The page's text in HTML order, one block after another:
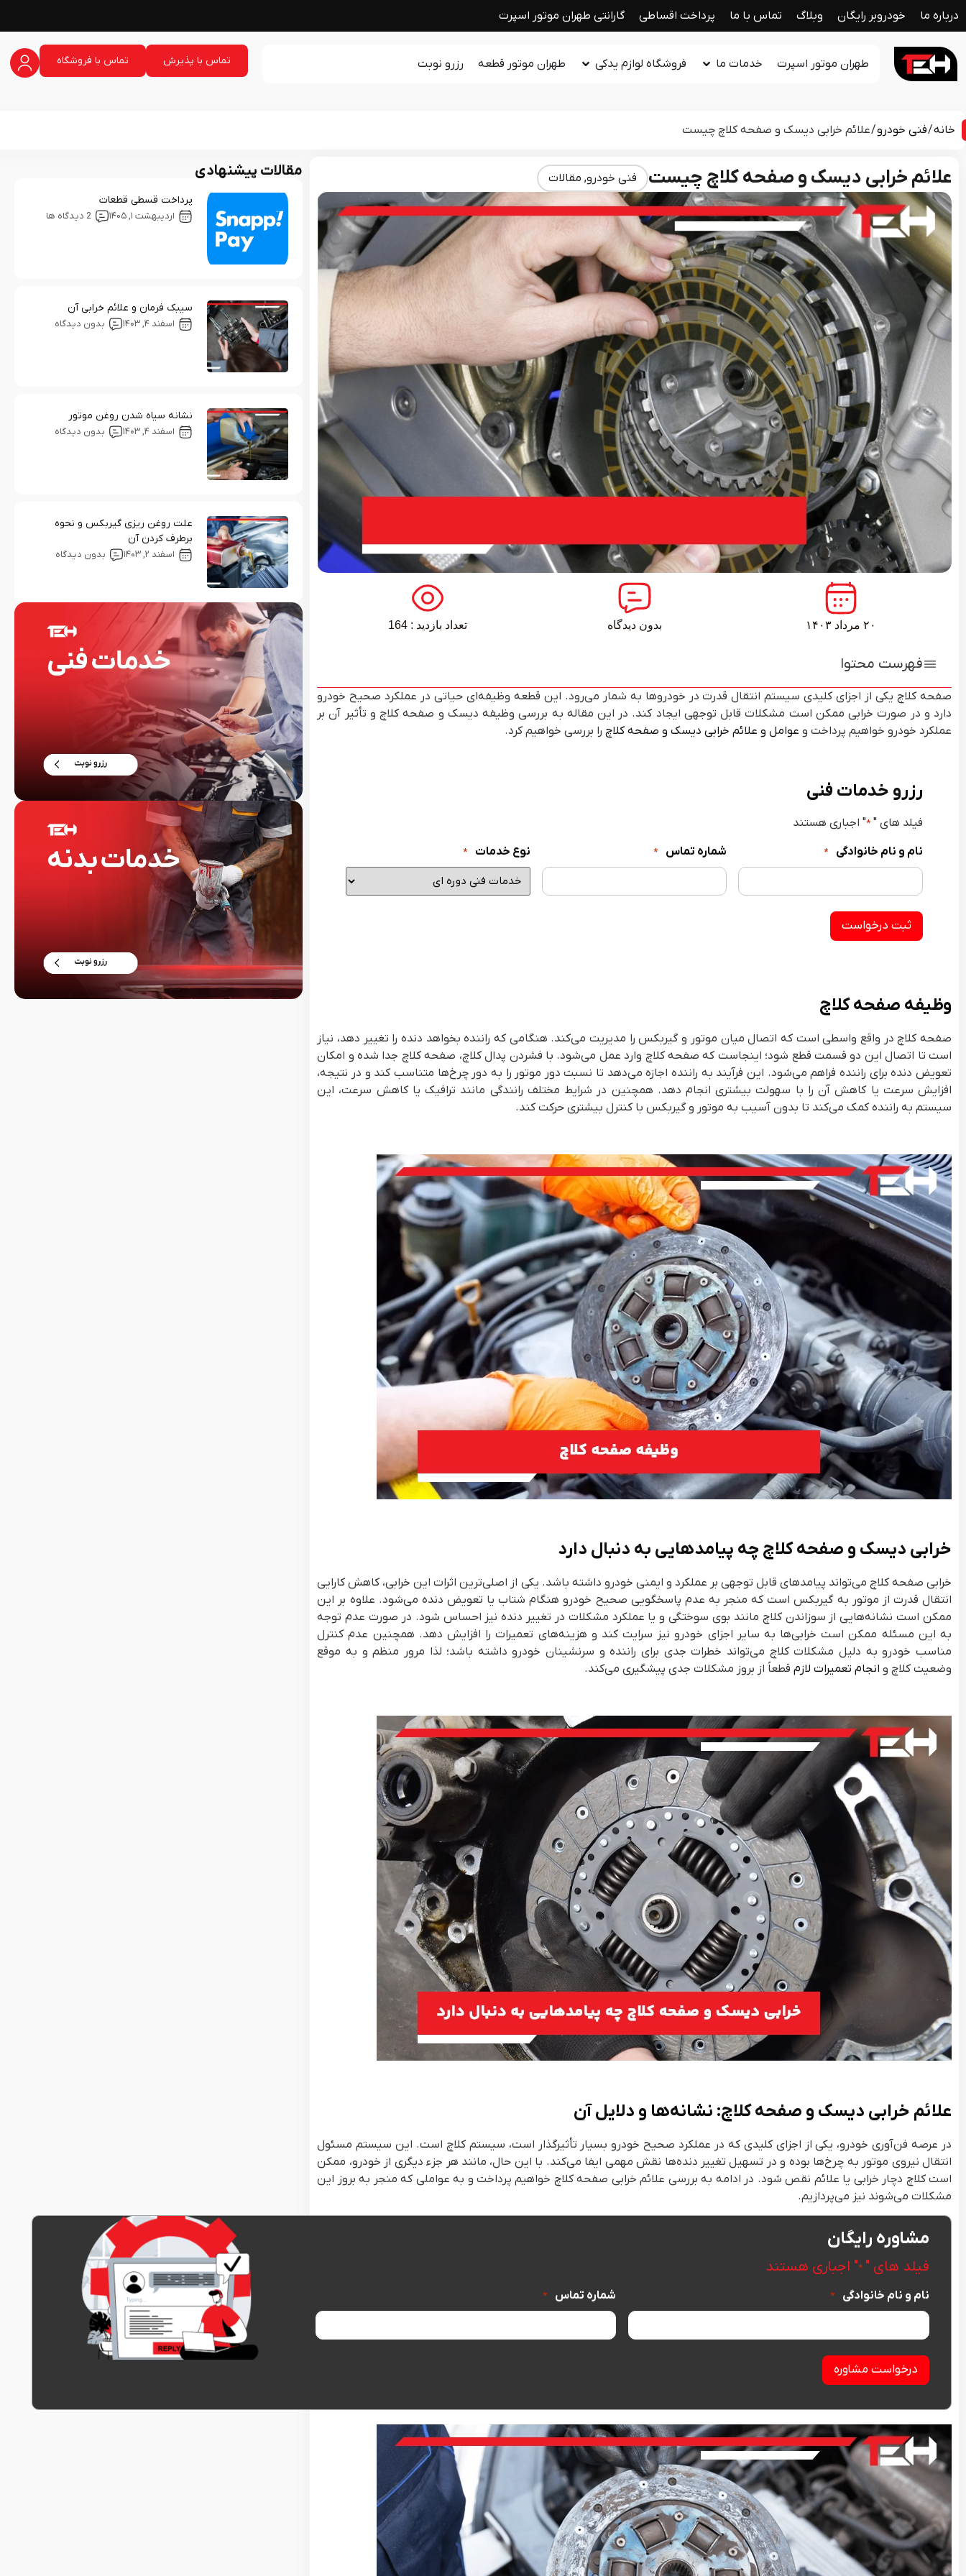
درباره ما خودروبر رایگان وبلاگ تماس با ما پرداخت اقساطی گارانتی طهران موتور اسپرت
طهران موتور اسپرت خدمات ما فروشگاه لوازم یدکی طهران موتور قطعه رزرو نوبت تماس با پذیرش تماس با فروشگاه
خانه/فنی خودرو/ علائم خرابی دیسک و صفحه کلاچ چیست
علائم خرابی دیسک و صفحه کلاچ چیست فنی خودرو, مقالات
۲۰ مرداد ۱۴۰۳ بدون دیدگاه تعداد بازدید : 164
فهرست محتوا
صفحه کلاچ یکی از اجزای کلیدی سیستم انتقال قدرت در خودروها به شمار می‌رود. این قطعه وظیفه‌ای حیاتی در عملکرد صحیح خودرو
دارد و در صورت خرابی ممکن است مشکلات قابل توجهی ایجاد کند. در این مقاله به بررسی وظیفه دیسک و صفحه کلاچ و تأثیر آن بر
عملکرد خودرو خواهیم پرداخت و عوامل و علائم خرابی دیسک و صفحه کلاچ را بررسی خواهیم کرد.
رزرو خدمات فنی
فیلد های " *" اجباری هستند
نام و نام خانوادگی
* شماره تماس * نوع خدمات *
وظیفه صفحه کلاچ
صفحه کلاچ در واقع واسطی است که اتصال میان موتور و گیربکس را مدیریت می‌کند. هنگامی که راننده بخواهد دنده را تغییر دهد، نیاز
است تا اتصال این دو قسمت قطع شود؛ اینجاست که صفحه کلاچ وارد عمل می‌شود. با فشردن پدال کلاچ، صفحه کلاچ جدا شده و امکان
تعویض دنده برای راننده فراهم می‌شود. این فرآیند به راننده اجازه می‌دهد تا نسبت دور موتور را به دور چرخ‌ها متناسب کند و در نتیجه،
افزایش سرعت یا کاهش آن را با سهولت بیشتری انجام دهد. همچنین در شرایط مختلف رانندگی مانند ترافیک یا کاهش سرعت، این
سیستم به راننده کمک می‌کند تا بدون آسیب به موتور و گیربکس با کنترل بیشتری حرکت کند.
خرابی دیسک و صفحه کلاچ چه پیامدهایی به دنبال دارد
خرابی صفحه کلاچ می‌تواند پیامدهای قابل توجهی بر عملکرد و ایمنی خودرو داشته باشد. یکی از اصلی‌ترین اثرات این خرابی، کاهش کارایی
انتقال قدرت از موتور به گیربکس است که منجر به عدم پاسخگویی صحیح خودرو هنگام شتاب یا تعویض دنده می‌شود. علاوه بر این
ممکن است نشانه‌هایی از سوزاندن کلاچ مانند بوی سوختگی و یا عملکرد مشکلات در تغییر دنده نیز احساس شود. در صورت عدم توجه
به این مسئله ممکن است خرابی‌ها به سایر اجزای خودرو نیز سرایت کند و هزینه‌های تعمیرات را افزایش دهد. همچنین عدم کنترل
مناسب خودرو به دلیل مشکلات کلاچ می‌تواند خطرات جدی برای راننده و سرنشینان خودرو داشته باشد؛ لذا مرور منظم و به موقع
وضعیت کلاچ و انجام تعمیرات لازم قطعاً از بروز مشکلات جدی پیشگیری می‌کند.
علائم خرابی دیسک و صفحه کلاچ: نشانه‌ها و دلایل آن
در عرصه فن‌آوری خودرو، یکی از اجزای کلیدی که در عملکرد صحیح خودرو بسیار تأثیرگذار است، سیستم کلاچ است. این سیستم مسئول
انتقال نیروی موتور به چرخ‌ها بوده و در تسهیل تغییر دنده‌ها نقش مهمی ایفا می‌کند. با این حال، مانند هر جزء دیگری از خودرو، ممکن
است کلاچ دچار خرابی یا علائم نقص شود. در ادامه به بررسی علائم خرابی صفحه کلاچ خواهیم پرداخت و به عواملی که منجر به بروز این
مشکلات می‌شوند نیز می‌پردازیم.
مشاوره رایگان
فیلد های " *" اجباری هستند
نام و نام خانوادگی * شماره تماس *
مقالات پیشنهادی
پرداخت قسطی قطعات
اردیبهشت ۱, ۱۴۰۵ 2 دیدگاه ها
سیبک فرمان و علائم خرابی آن
اسفند ۴, ۱۴۰۳ بدون دیدگاه
نشانه سیاه شدن روغن موتور
اسفند ۴, ۱۴۰۳ بدون دیدگاه
علت روغن ریزی گیربکس و نحوه
برطرف کردن آن
اسفند ۲, ۱۴۰۳ بدون دیدگاه